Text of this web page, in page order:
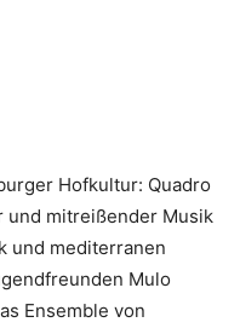
Hofkultur: Quadro
mitreißender Musik
und mediterranen
Mulo
Ensemble von